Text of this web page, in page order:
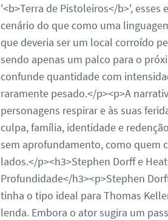
'<b>Terra de Pistoleiros</b>',
cenário do que como uma
que deveria ser um local corroído
sendo apenas um palco para o
confunde quantidade com
raramente pesado.</p><p>A
personagens respirar e às suas
culpa, família, identidade e
sem aprofundamento, como quem
lados.</p><h3>Stephen Dorff e
Profundidade</h3><p>Stephen
tinha o tipo ideal para Thomas
lenda. Embora o ator sugira um